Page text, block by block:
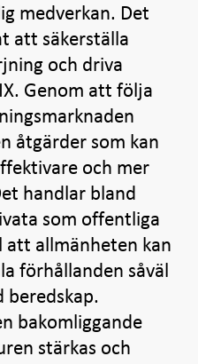
medverkan. Det
att säkerställa
och driva
Genom att följa
åtgärder som kan
och mer
handlar bland
som offentliga
att allmänheten kan
förhållanden såväl
beredskap.
bakomliggande
stärkas och